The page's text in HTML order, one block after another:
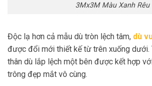
3Mx3M Màu Xanh Rêu
Độc lạ hơn cả mẫu dù tròn lệch tâm, dù
được đổi mới thiết kế từ trên xuống dưới.
thân dù lắp lệch một bên được kết hợp
trông đẹp mắt vô cùng.